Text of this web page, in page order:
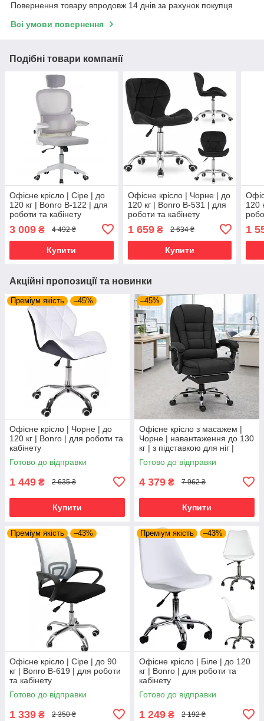
Повернення товару впродовж 14 днів за рахунок покупця
Всі умови повернення
Подібні товари компанії
Офісне крісло | Сіре | до
120 кг | Bonro B-122 | для
роботи та кабінету
3 009 ₴ 4 492 ₴
Купити
Офісне крісло | Чорне | до
120 кг | Bonro B-531 | для
роботи та кабінету
1 659₴ 2 634 ₴
Купити
120
1
Акційні пропозиції та новинки
Преміум якість –45%
Офісне крісло | Чорне | до
120 кг | Bonro | для роботи та
кабінету
Готово до відправки
1 449 ₴ 2 635 ₴
Купити
–45%
Офісне крісло з масажем |
Чорне | навантаження до 130
кг | з підставкою для ніг |
Axeon VIP | м’яка тканина
для дому та офісу
Готово до відправки
4 379 ₴ 7 962 ₴
Купити
Преміум якість –43%
Офісне крісло | Сіре | до 90
кг | Bonro B-619 | для роботи
та кабінету
Готово до відправки
1 339 ₴ 2 350 ₴
Преміум якість –43%
Офісне крісло | Біле | до 120
кг | Bonro | для роботи та
кабінету
Готово до відправки
1 249 ₴ 2 192 ₴